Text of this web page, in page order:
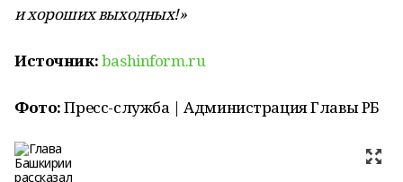
и хороших выходных!»
Источник:bashinform.ru
Фото:Пресс-служба | Администрация Главы РБ